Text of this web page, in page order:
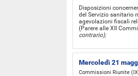
Disposizioni
del Servizio sanitario
agevolazioni fiscali
(Parere alle XII
contrario);
Mercoledì 21
Commissioni Riunite